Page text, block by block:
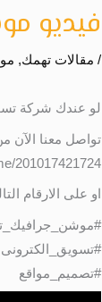
فيديو
/ مقالات تهمك,
لو عندك شركة
تواصل معنا الآن
201017421724
او على الارقام التالية: 01017421724 /
#تسويق_الكترونى
#تصميم_مواقع